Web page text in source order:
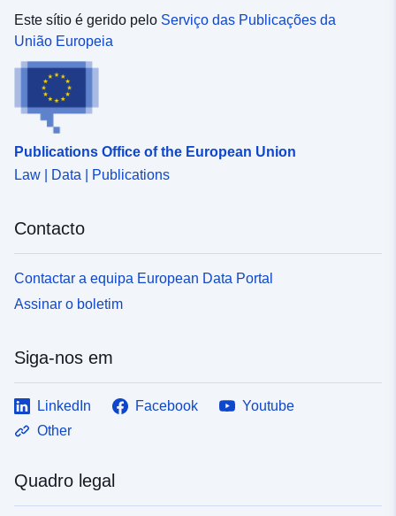
Este sítio é gerido pelo Serviço das Publicações da
União Europeia
Publications Office of the European Union
Law | Data | Publications
Contacto
Contactar a equipa European Data Portal
Assinar o boletim
Siga-nos em
LinkedIn Facebook
Youtube
Other
Quadro legal